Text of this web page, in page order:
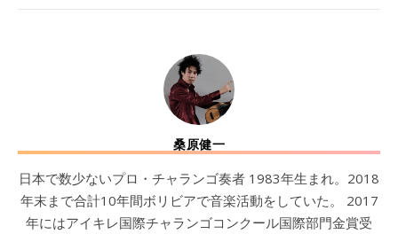
桑原健一
日本で数少ないプロ・チャランゴ奏者 1983年生まれ。2018
年末まで合計10年間ボリビアで音楽活動をしていた。 2017
年にはアイキレ国際チャランゴコンクール国際部門金賞受